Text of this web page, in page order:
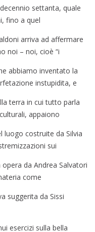
settanta, quale
fino a quel
arriva ad affermare
noi – noi, cioè “i
abbiamo inventato la
instupidita, e
terra in cui tutto parla
appaiono
luogo costruite da Silvia
sui
da Andrea Salvatori
come
suggerita da Sissi
esercizi sulla bella